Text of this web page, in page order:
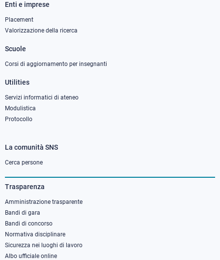
Footer
column
Enti e imprese
Placement
Valorizzazione della ricerca
Scuole
Corsi di aggiornamento per insegnanti
Utilities
Servizi informatici di ateneo
Modulistica
Protocollo
Footer
column
3
La comunità SNS
Cerca persone
Trasparenza
Amministrazione trasparente
Bandi di gara
Bandi di concorso
Normativa disciplinare
Sicurezza nei luoghi di lavoro
Albo ufficiale online